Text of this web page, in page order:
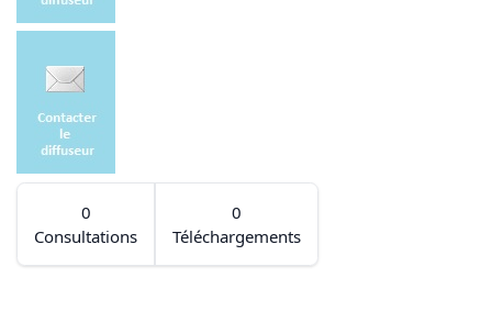
0
Consultations
0
Téléchargements